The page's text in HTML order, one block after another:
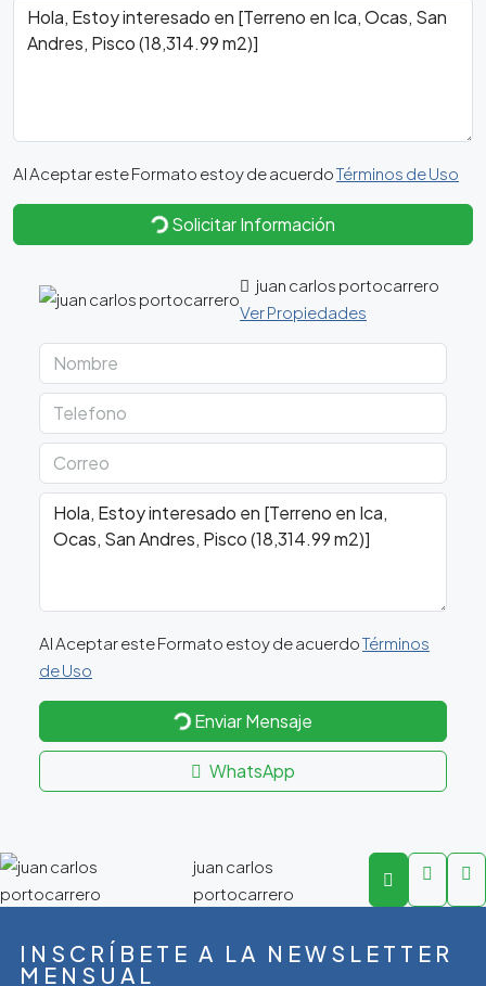
Al Aceptar este Formato estoy de acuerdoTérminos de Uso
Solicitar Información
juan carlos portocarrero
Ver Propiedades
Al Aceptar este Formato estoy de acuerdoTérminos
de Uso
Enviar Mensaje
WhatsApp
juan carlos
portocarrero
INSCRÍBETE A LA NEWSLETTER
MENSUAL